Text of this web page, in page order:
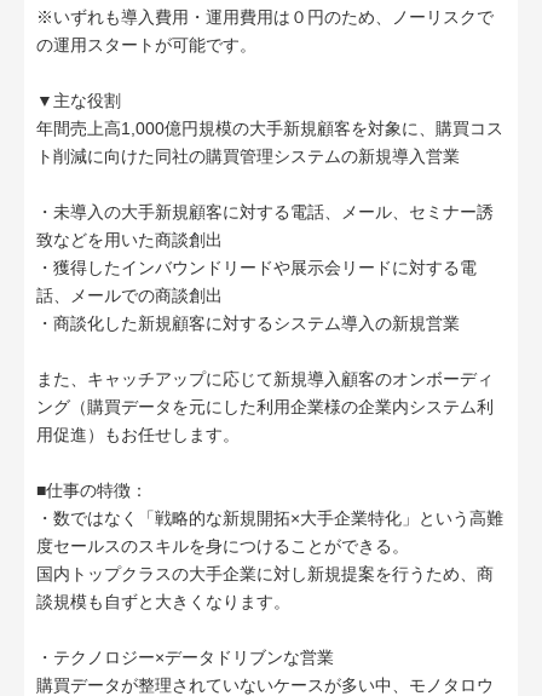
※いずれも導入費用・運用費用は０円のため、ノーリスクで
の運用スタートが可能です。
▼主な役割
年間売上高1,000億円規模の大手新規顧客を対象に、購買コス
ト削減に向けた同社の購買管理システムの新規導入営業
・未導入の大手新規顧客に対する電話、メール、セミナー誘
致などを用いた商談創出
・獲得したインバウンドリードや展示会リードに対する電
話、メールでの商談創出
・商談化した新規顧客に対するシステム導入の新規営業
また、キャッチアップに応じて新規導入顧客のオンボーディ
ング（購買データを元にした利用企業様の企業内システム利
用促進）もお任せします。
■仕事の特徴：
・数ではなく「戦略的な新規開拓×大手企業特化」という高難
度セールスのスキルを身につけることができる。
国内トップクラスの大手企業に対し新規提案を行うため、商
談規模も自ずと大きくなります。
・テクノロジー×データドリブンな営業
購買データが整理されていないケースが多い中、モノタロウ